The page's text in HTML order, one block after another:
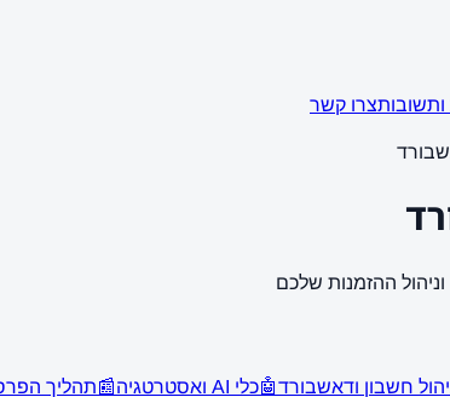
צרו קשר
ההזמנות שלכם
חשבון ודאשבורד🤖כלי AI ואסטרטגיה 📰תהליך